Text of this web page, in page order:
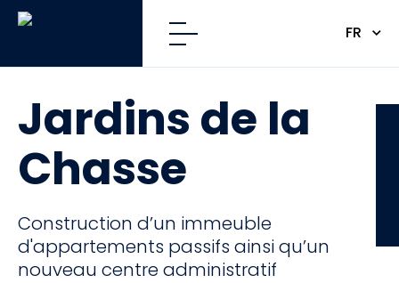
FR
Jardins de la
Chasse
Construction d’un immeuble
d'appartements passifs ainsi qu’un
nouveau centre administratif